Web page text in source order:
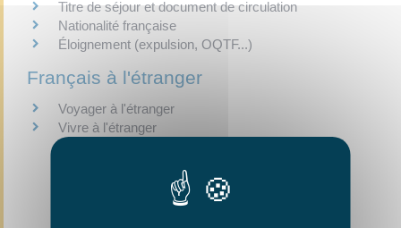
Titre de séjour et document de circulation
Nationalité française
Éloignement (expulsion, OQTF...)
Français à l'étranger
Voyager à l'étranger
Vivre à l'étranger